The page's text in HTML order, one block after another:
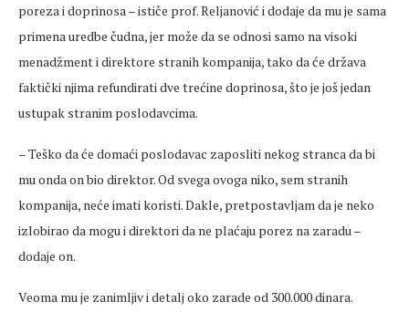
poreza i doprinosa – ističe prof. Reljanović i dodaje da mu je sama
primena uredbe čudna, jer može da se odnosi samo na visoki
menadžment i direktore stranih kompanija, tako da će država
faktički njima refundirati dve trećine doprinosa, što je još jedan
ustupak stranim poslodavcima.
– Teško da će domaći poslodavac zaposliti nekog stranca da bi
mu onda on bio direktor. Od svega ovoga niko, sem stranih
kompanija, neće imati koristi. Dakle, pretpostavljam da je neko
izlobirao da mogu i direktori da ne plaćaju porez na zaradu –
dodaje on.
Veoma mu je zanimljiv i detalj oko zarade od 300.000 dinara.